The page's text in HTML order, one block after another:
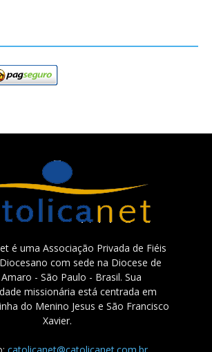
é uma Associação Privada de Fiéis
com sede na Diocese de
- São Paulo - Brasil. Sua
missionária está centrada em
do Menino Jesus e São Francisco
Xavier.